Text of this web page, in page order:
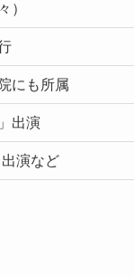
）
にも所属
出演
演など